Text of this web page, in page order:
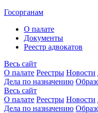
Госорганам
О палате
Документы
Реестр адвокатов
Весь сайт
О палате Реестры Новости
Дела по назначению
Весь сайт
О палате Реестры Новости
Дела по назначению